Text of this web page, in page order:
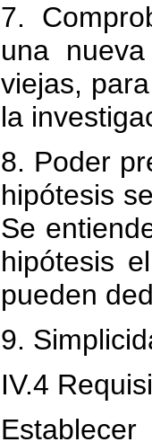
7.
una
viejas,
la
8. Poder
hipótesis
Se
hipótesis
pueden
9.
IV.4